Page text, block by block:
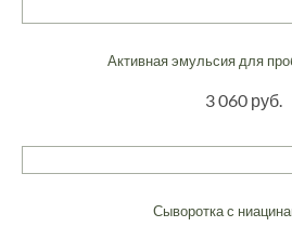
Активная эмульсия для
3 060 руб.
Сыворотка с